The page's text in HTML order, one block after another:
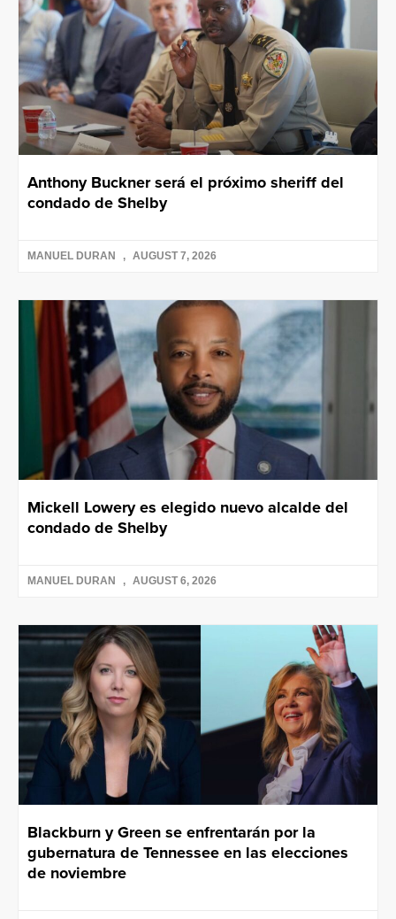
Anthony Buckner será el próximo sheriff del
condado de Shelby
MANUEL DURAN AUGUST 7, 2026
Mickell Lowery es elegido nuevo alcalde del
condado de Shelby
MANUEL DURAN AUGUST 6, 2026
Blackburn y Green se enfrentarán por la
gubernatura de Tennessee en las elecciones
de noviembre